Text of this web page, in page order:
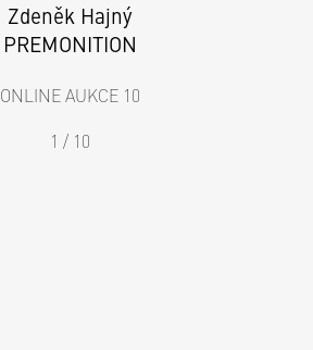
Zdeněk Hajný
PREMONITION
ONLINE AUKCE 10
1 / 10